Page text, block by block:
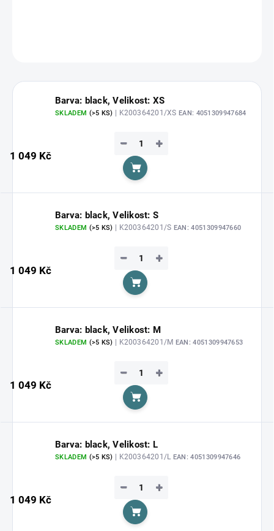
Barva: black, Velikost: XS
SKLADEM (>5 KS) | K200364201/XS EAN: 4051309947684
1 049 Kč
+
−
Do košíku
Barva: black, Velikost: S
SKLADEM (>5 KS) | K200364201/S EAN: 4051309947660
1 049 Kč
+
−
Do košíku
Barva: black, Velikost: M
SKLADEM (>5 KS) | K200364201/M EAN: 4051309947653
1 049 Kč
+
−
Do košíku
Barva: black, Velikost: L
SKLADEM (>5 KS) | K200364201/L EAN: 4051309947646
1 049 Kč
+
−
Do košíku